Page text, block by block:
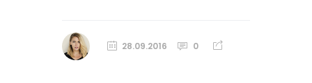
28.09.2016 0